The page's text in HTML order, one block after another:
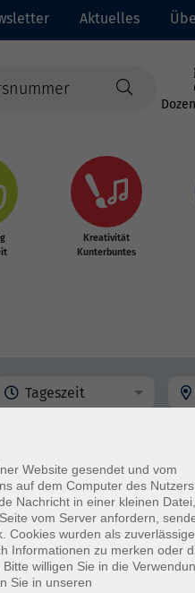
Aktuelles
Kreativität
Kunterbuntes
Tageszeit
mehr laden
Website gesendet und vom
auf dem Computer des Nutzers
Nachricht in einer kleinen
vom Server anfordern,
Cookies wurden als
Informationen zu merken oder
willigen Sie in die
Sie in unseren